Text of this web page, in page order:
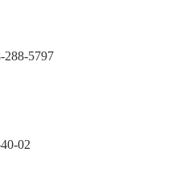
288-5797
02